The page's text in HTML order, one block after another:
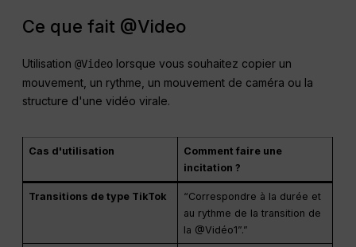
Ce que fait @Video
Utilisation@Video lorsque vous souhaitez copier un
mouvement, un rythme, un mouvement de caméra ou la
structure d'une vidéo virale.
Cas d'utilisation
Comment faire une
incitation ?
Transitions de type TikTok
“Correspondre à la durée et
au rythme de la transition de
la @Vidéo1”.”